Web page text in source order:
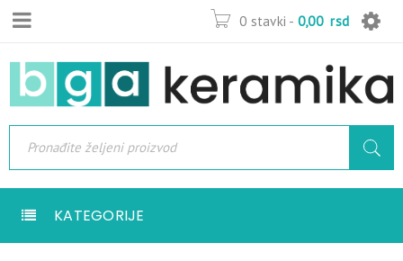
0 stavki - 0,00 rsd
KATEGORIJE